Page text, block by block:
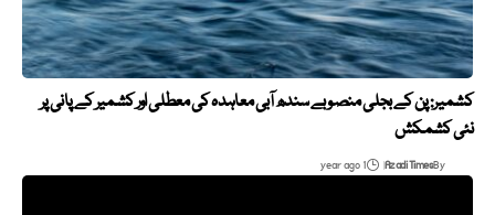
کشمیر: پن کے بجلی منصوبے سندھ آبی معاہدہ کی معطلی اور کشمیر کے پانی پر
نئی کشمکش
By
Azadi Times
1 year ago